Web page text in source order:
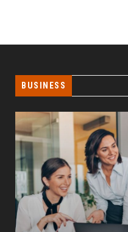
BUSINESS
GÉO SEO : UN
LA VISIBILITÉ
BUSINESS